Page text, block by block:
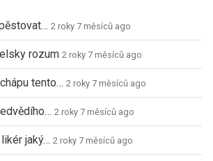
2 roky 7 měsíců ago
rozum 2 roky 7 měsíců ago
tento… 2 roky 7 měsíců ago
2 roky 7 měsíců ago
jaký… 2 roky 7 měsíců ago